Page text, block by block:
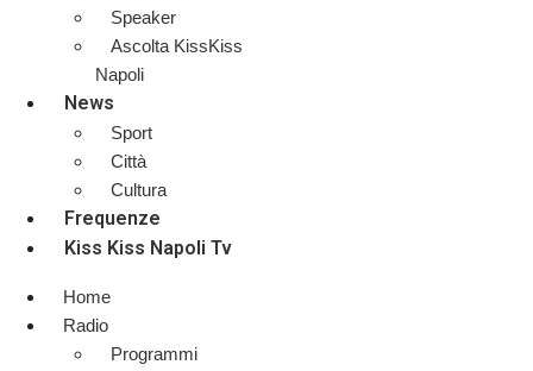
Speaker
Ascolta KissKiss
Napoli
News
Sport
Città
Cultura
Frequenze
Kiss Kiss Napoli Tv
Home
Radio
Programmi